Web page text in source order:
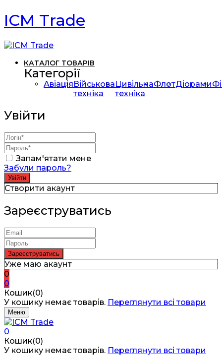
ICM Trade
КАТАЛОГ ТОВАРІВ
Категорії
АвіаціяВійськова
техніка
Цивільна
техніка
ФлотДіорами
Увійти
Запам'ятати мене
Забули пароль?
Створити акаунт
Зареєструватись
Уже маю акаунт
0
0
Кошик(0)
У кошику немає товарів. Переглянути всі товари
Меню
0
Кошик(0)
У кошику немає товарів. Переглянути всі товари